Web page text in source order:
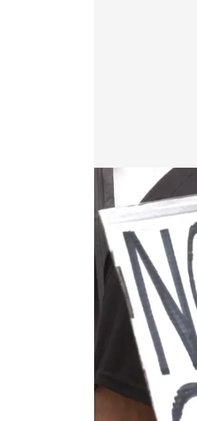
Las medidas que ha tomado
Redacción digital
03 JUL 2024 - 15:13h.
La
regular el
El
vecinos
La cara b
queda sin
Compartir